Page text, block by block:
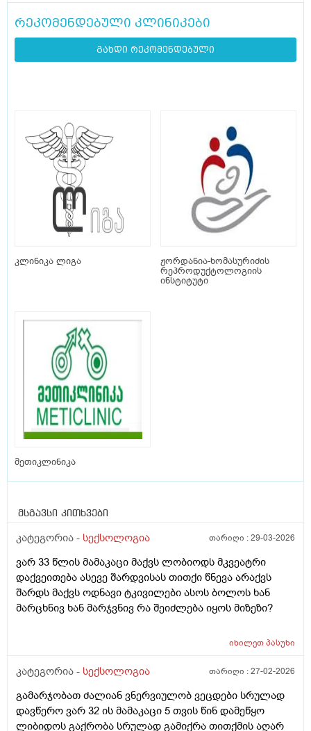
რეკომენდებული კლინიკები
გახდი რეკომენდებული
კლინიკა ლიგა
ჟორდანია-ხომასურიძის
რეპროდუქტოლოგიის
ინსტიტუტი
მეთიკლინიკა
მსგავსი კითხვები
კატეგორია - სექსოლოგია თარიღი :29-03-2026
ვარ 33 წლის მამაკაცი მაქვს ლობიოდს მკვეატრი
დაქვეითება ასევე შარდვისას თითქი წნევა არაქვს
შარდს მაქვს ოდნავი ტკივილები ასოს ბოლოს ხან
მარცხნივ ხან მარჯვნივ რა შეიძლება იყოს მიზეზი?
იხილეთპასუხი
კატეგორია - სექსოლოგია თარიღი :27-02-2026
გამარჯობათ ძალიან ვნერვიულობ ვეცდები სრულად
დავწერო ვარ 32 ის მამაკაცი 5 თვის წინ დამეწყო
ლიბიდოს გაქრობა სრულად გამიქრა თითქმის აღარ